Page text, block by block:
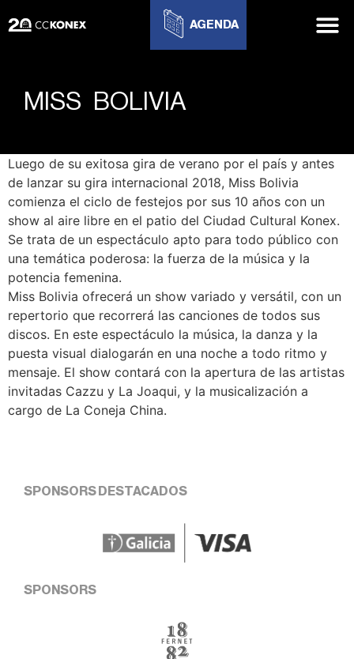
AGENDA
MISS BOLIVIA
Luego de su exitosa gira de verano por el país y antes
de lanzar su gira internacional 2018, Miss Bolivia
comienza el ciclo de festejos por sus 10 años con un
show al aire libre en el patio del Ciudad Cultural Konex.
Se trata de un espectáculo apto para todo público con
una temática poderosa: la fuerza de la música y la
potencia femenina.
Miss Bolivia ofrecerá un show variado y versátil, con un
repertorio que recorrerá las canciones de todos sus
discos. En este espectáculo la música, la danza y la
puesta visual dialogarán en una noche a todo ritmo y
mensaje. El show contará con la apertura de las artistas
invitadas Cazzu y La Joaqui, y la musicalización a
cargo de La Coneja China.
SPONSORS DESTACADOS
SPONSORS